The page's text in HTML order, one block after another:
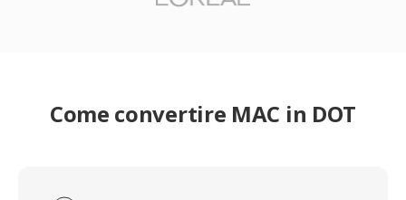
Come convertire MAC in DOT